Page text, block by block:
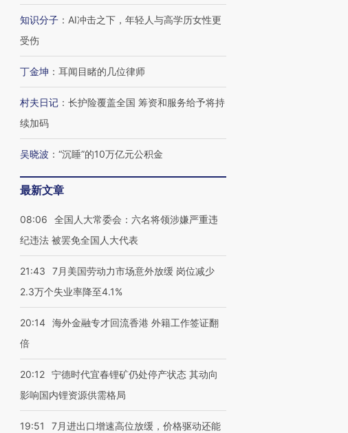
知识分子 ： AI冲击之下，年轻人与高学历女性更
受伤
丁金坤 ： 耳闻目睹的几位律师
村夫日记 ： 长护险覆盖全国 筹资和服务给予将持
续加码
吴晓波 ： “沉睡”的10万亿元公积金
最新文章
08:06
全国人大常委会：六名将领涉嫌严重违
纪违法 被罢免全国人大代表
21:43
7月美国劳动力市场意外放缓 岗位减少
2.3万个失业率降至4.1%
20:14 海外金融专才回流香港 外籍工作签证翻
倍
20:12 宁德时代宜春锂矿仍处停产状态 其动向
影响国内锂资源供需格局
19:51
7月进出口增速高位放缓，价格驱动还能